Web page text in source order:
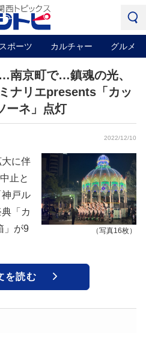
スポーツ カルチャー グルメ
南京町で…鎮魂の光、
ナリエpresents「カッ
ーネ」点灯
2022/12/10
（写真16枚）
に伴
止と
戸ル
「カ
」が9
を読む